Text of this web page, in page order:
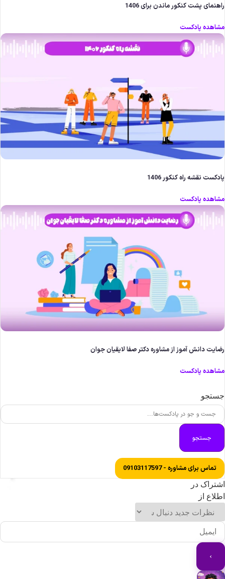
پشت کنکور ماندن برای 1406
پادکست
نقشه راه کنکور 1406
پادکست
دانش آموز از مشاوره دکتر صفا لایقیان جوان
پادکست
جستجو
تماس برای مشاوره - 09103117597
در
از